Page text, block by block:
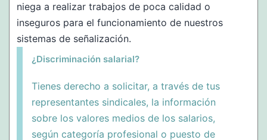
niega a realizar trabajos de poca calidad o
inseguros para el funcionamiento de nuestros
sistemas de señalización.
¿Discriminación salarial?
Tienes derecho a solicitar, a través de tus
representantes sindicales, la información
sobre los valores medios de los salarios,
según categoría profesional o puesto de